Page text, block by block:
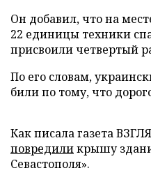
Он добавил, что на
22 единицы техники
присвоили четвертый
По его словам,
били по тому, что
Как писала газета
повредиликрышу
Севастополя».